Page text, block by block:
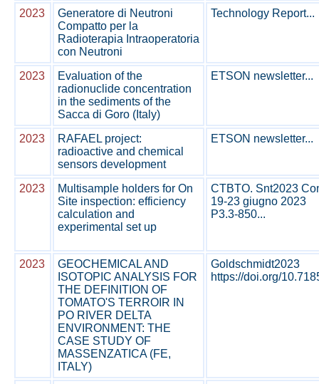
2023
Generatore di Neutroni
Compatto per la
Radioterapia Intraoperatoria
con Neutroni
Technology Report...
2023
Evaluation of the
radionuclide concentration
in the sediments of the
Sacca di Goro (Italy)
ETSON newsletter...
2023
RAFAEL project:
radioactive and chemical
sensors development
ETSON newsletter...
2023
Multisample holders for On
Site inspection: efficiency
calculation and
experimental set up
CTBTO. Snt2023
19-23 giugno 2023
P3.3-850...
2023
GEOCHEMICAL AND
ISOTOPIC ANALYSIS FOR
THE DEFINITION OF
TOMATO'S TERROIR IN
PO RIVER DELTA
ENVIRONMENT: THE
CASE STUDY OF
MASSENZATICA (FE,
ITALY)
Goldschmidt2023
https://doi.org/